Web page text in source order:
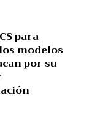
para
modelos
por su